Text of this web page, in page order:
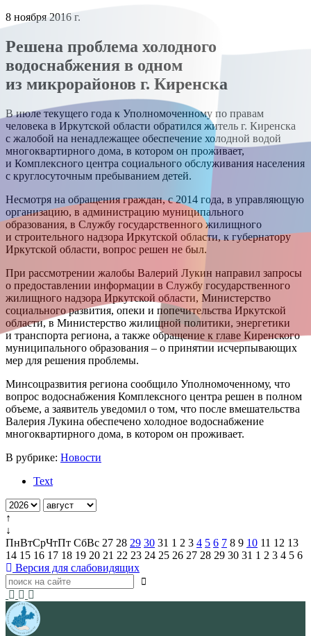
8 ноября 2016 г.
Решена проблема холодного
водоснабжения в одном
из микрорайонов г. Киренска
В июле текущего года к Уполномоченному по правам
человека в Иркутской области обратился житель г. Киренска
с жалобой на ненадлежащее обеспечение холодной водой
многоквартирного дома, в котором он проживает,
и Комплексного центра социального обслуживания населения
с круглосуточным пребыванием детей.
Несмотря на обращения граждан, с 2014 года, в управляющую
организацию, в администрацию муниципального
образования, в Службу государственного жилищного
и строительного надзора Иркутской области, к губернатору
Иркутской области, вопрос решен не был.
При рассмотрении жалобы Валерий Лукин направил запросы
о предоставлении информации в Службу государственного
жилищного надзора Иркутской области, Министерство
социального развития, опеки и попечительства Иркутской
области, в Министерство жилищной политики, энергетики
и транспорта региона, а также обращение к главе Киренского
муниципального образования – о принятии исчерпывающих
мер для решения проблемы.
Минсоцразвития региона сообщило Уполномоченному, что
вопрос водоснабжения Комплексного центра решен в полном
объеме, а заявитель уведомил о том, что после вмешательства
Валерия Лукина обеспечено холодное водоснабжение
многоквартирного дома, в котором он проживает.
В рубрике: Новости
Text
↑
↓
ПнВтСрЧтПт СбВс 27 28 29 30 31 1 2 3 4 5 6 7 8 9 10 11 12 13
14 15 16 17 18 19 20 21 22 23 24 25 26 27 28 29 30 31 1 2 3 4 5 6
Версия для слабовидящих